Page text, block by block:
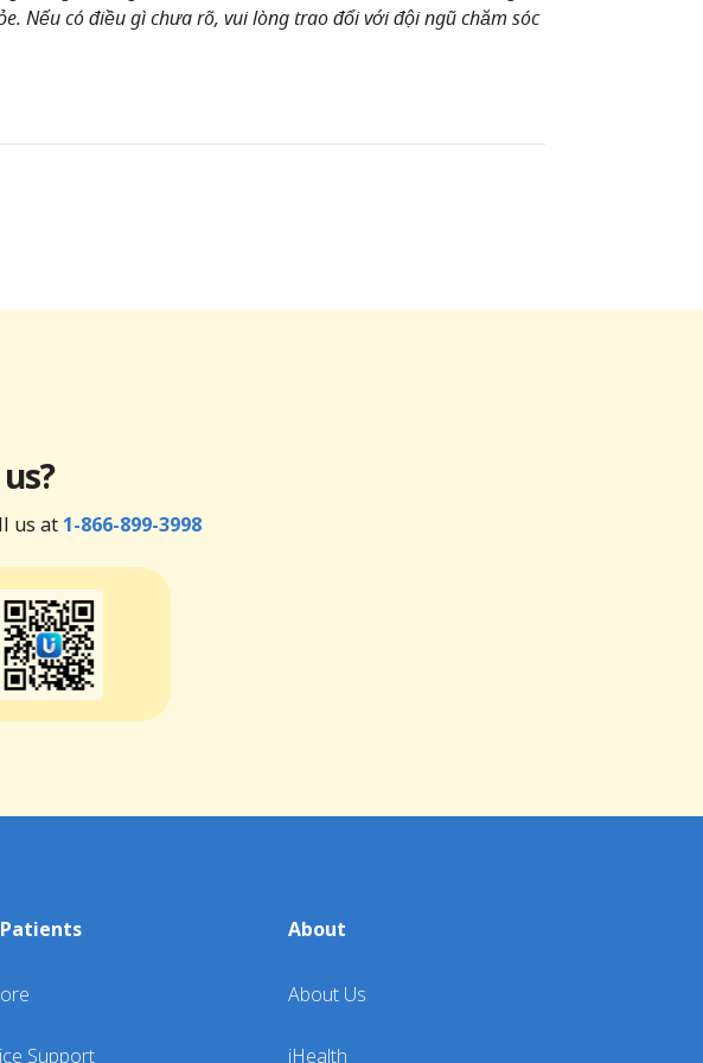
Nếu có điều gì chưa rõ, vui lòng trao đổi với đội ngũ chăm sóc
us at 1-866-899-3998
Support
About
About Us
iHealth